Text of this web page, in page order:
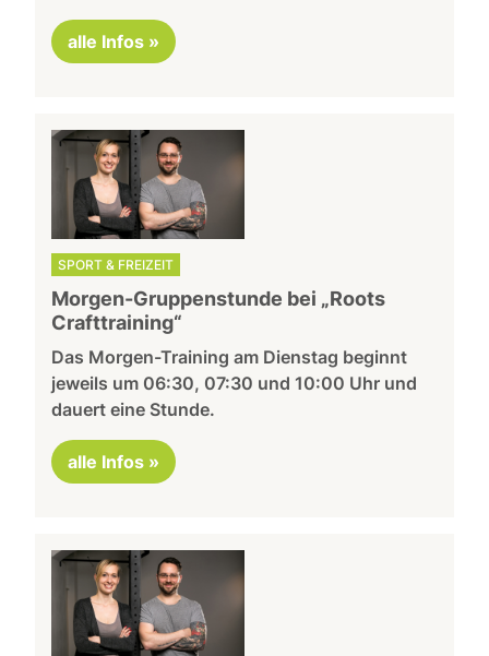
alle Infos »
SPORT & FREIZEIT
Morgen-Gruppenstunde bei „Roots
Crafttraining“
Das Morgen-Training am Dienstag beginnt
jeweils um 06:30, 07:30 und 10:00 Uhr und
dauert eine Stunde.
alle Infos »